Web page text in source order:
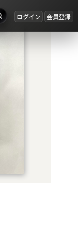
ログイン 会員登録